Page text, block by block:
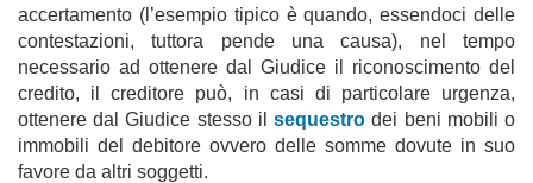
accertamento (l’esempio tipico è quando, essendoci delle
contestazioni, tuttora pende una causa), nel tempo
necessario ad ottenere dal Giudice il riconoscimento del
credito, il creditore può, in casi di particolare urgenza,
ottenere dal Giudice stesso ilsequestro dei beni mobili o
immobili del debitore ovvero delle somme dovute in suo
favore da altri soggetti.